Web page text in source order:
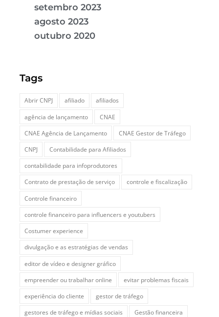
setembro 2023
agosto 2023
outubro 2020
Tags
Abrir CNPJ afiliado
afiliados
agência de lançamento
CNAE
CNAE Agência de Lançamento
CNAE Gestor de Tráfego
CNPJ
Contabilidade para Afiliados
contabilidade para infoprodutores
Contrato de prestação de serviço
controle e fiscalização
Controle financeiro
controle financeiro para influencers e youtubers
Costumer experience
divulgação e as estratégias de vendas
editor de vídeo e designer gráfico
empreender ou trabalhar online
evitar problemas fiscais
experiência do cliente
gestor de tráfego
gestores de tráfego e mídias sociais
Gestão financeira